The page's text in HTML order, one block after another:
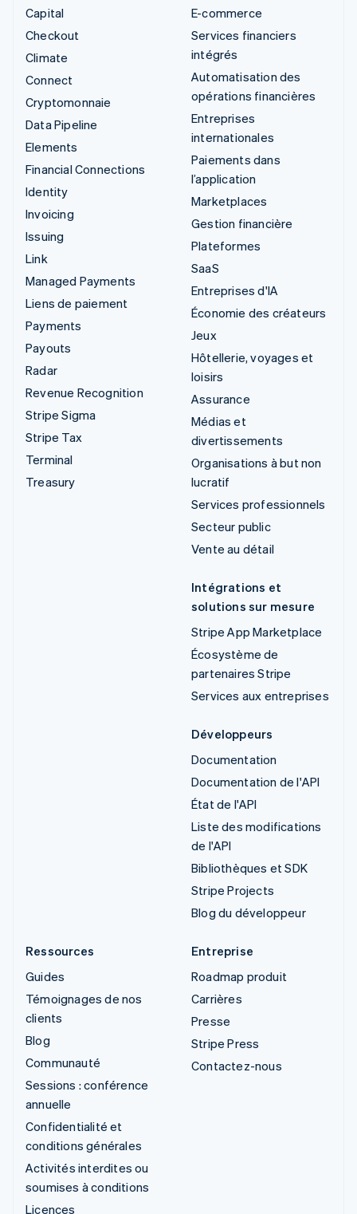
Capital
Checkout
Climate
Connect
Cryptomonnaie
Data Pipeline
Elements
Financial Connections
Identity
Invoicing
Issuing
Link
Managed Payments
Liens de paiement
Payments
Payouts
Radar
Revenue Recognition
Stripe Sigma
Stripe Tax
Terminal
Treasury
E-commerce
Services financiers
intégrés
Automatisation des
opérations financières
Entreprises
internationales
Paiements dans
l’application
Marketplaces
Gestion financière
Plateformes
SaaS
Entreprises d'IA
Économie des créateurs
Jeux
Hôtellerie, voyages et
loisirs
Assurance
Médias et
divertissements
Organisations à but non
lucratif
Services professionnels
Secteur public
Vente au détail
Intégrations et
solutions sur mesure
Stripe App Marketplace
Écosystème de
partenaires Stripe
Services aux entreprises
Développeurs
Documentation
Documentation de l'API
État de l'API
Liste des modifications
de l'API
Bibliothèques et SDK
Stripe Projects
Blog du développeur
Ressources
Guides
Témoignages de nos
clients
Blog
Communauté
Sessions : conférence
annuelle
Confidentialité et
conditions générales
Activités interdites ou
soumises à conditions
Licences
Entreprise
Roadmap produit
Carrières
Presse
Stripe Press
Contactez-nous